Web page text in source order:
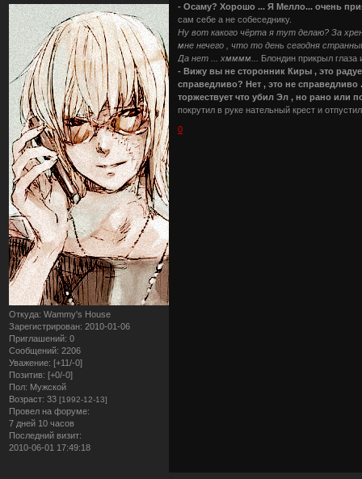
Откуда: Wammy's House
Зарегистрирован: 2010-01-06
Приглашений: 0
Сообщений: 2206
Уважение: [+11/-0]
Позитив: [+0/-0]
Пол: Мужской
Возраст: 33 [1992-12-13]
Провел на форуме:
7 дней 10 часов
Последний визит:
2010-06-01 17:49:18
- Осаму? Хорошо ... Я Мелло... очень
сам себе а не собеседнику.
Ну вот какого чёрта я тут делаю? За
мне нечего , что то день сегодня
Да нет ... хмммм... Блондин прикрыл
- Вижу вы не сторонник Киры , это
справедливо? Нет , это не справедливо
торжествует что убил Эл , но рано или
покрутил в руке нательный крест и
0